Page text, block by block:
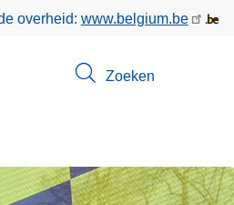
overheid: www.belgium.be
Zoeken